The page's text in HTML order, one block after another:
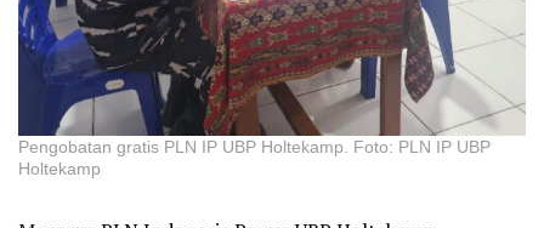
Pengobatan gratis PLN IP UBP Holtekamp. Foto: PLN IP UBP
Holtekamp